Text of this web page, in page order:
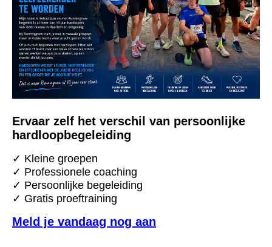
Ervaar zelf het verschil van persoonlijke
hardloopbegeleiding
✓ Kleine groepen
✓ Professionele coaching
✓ Persoonlijke begeleiding
✓ Gratis proeftraining
Meld je vandaag nog aan